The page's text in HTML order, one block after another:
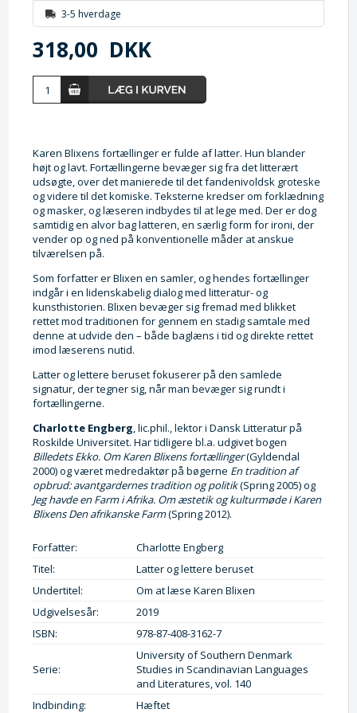
3-5 hverdage
318,00 DKK
Karen Blixens fortællinger er fulde af latter. Hun blander
højt og lavt. Fortællingerne bevæger sig fra det litterært
udsøgte, over det manierede til det fandenivoldsk groteske
og videre til det komiske. Teksterne kredser om forklædning
og masker, og læseren indbydes til at lege med. Der er dog
samtidig en alvor bag latteren, en særlig form for ironi, der
vender op og ned på konventionelle måder at anskue
tilværelsen på.
Som forfatter er Blixen en samler, og hendes fortællinger
indgår i en lidenskabelig dialog med litteratur- og
kunsthistorien. Blixen bevæger sig fremad med blikket
rettet mod traditionen for gennem en stadig samtale med
denne at udvide den – både baglæns i tid og direkte rettet
imod læserens nutid.
Latter og lettere beruset fokuserer på den samlede
signatur, der tegner sig, når man bevæger sig rundt i
fortællingerne.
Charlotte Engberg, lic.phil., lektor i Dansk Litteratur på
Roskilde Universitet. Har tidligere bl.a. udgivet bogen
Billedets Ekko. Om Karen Blixens fortællinger(Gyldendal
2000) og været medredaktør på bøgerne En tradition af
opbrud: avantgardernes tradition og politik(Spring 2005) og
Jeg havde en Farm i Afrika. Om æstetik og kulturmøde i Karen
Blixens Den afrikanske Farm(Spring 2012).
Forfatter:
Charlotte Engberg
Titel:
Latter og lettere beruset
Undertitel:
Om at læse Karen Blixen
Udgivelsesår:
2019
ISBN:
978-87-408-3162-7
Serie:
University of Southern Denmark
Studies in Scandinavian Languages
and Literatures, vol. 140
Indbinding:
Hæftet